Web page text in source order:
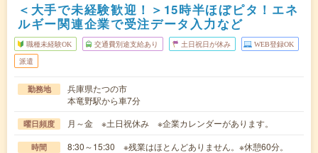
＜大手で未経験歓迎！＞15時半ほぼピタ！エネ
ルギー関連企業で受注データ入力など
職種未経験OK 交通費別途支給あり 土日祝日が休み WEB登録OK
派遣
勤務地
兵庫県たつの市
本竜野駅から車7分
曜日頻度 月～金 ※土日祝休み ※企業カレンダーがあります。
時間 8:30～15:30 ※残業はほとんどありません。※休憩60分。